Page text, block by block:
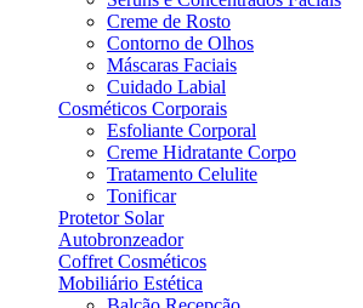
Creme de Rosto
Contorno de Olhos
Máscaras Faciais
Cuidado Labial
Cosméticos Corporais
Esfoliante Corporal
Creme Hidratante Corpo
Tratamento Celulite
Tonificar
Protetor Solar
Autobronzeador
Coffret Cosméticos
Mobiliário Estética